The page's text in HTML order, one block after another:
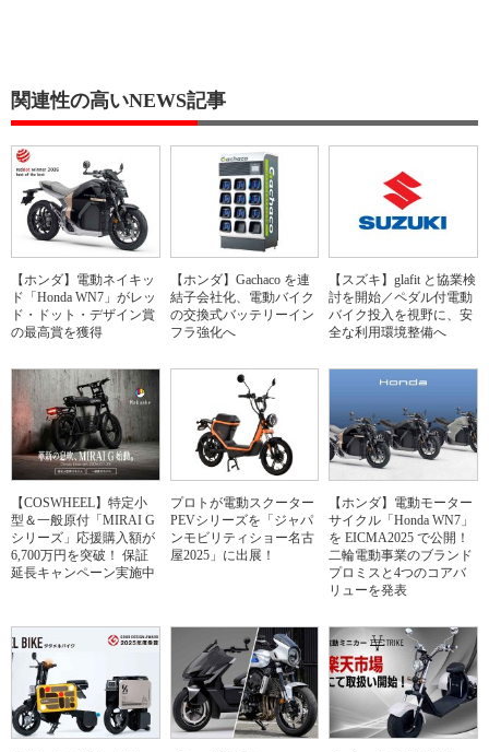
関連性の高いNEWS記事
【ホンダ】電動ネイキッ
ド「Honda WN7」がレッ
ド・ドット・デザイン賞
の最高賞を獲得
【ホンダ】Gachaco を連
結子会社化、電動バイク
の交換式バッテリーイン
フラ強化へ
【スズキ】glafit と協業検
討を開始／ペダル付電動
バイク投入を視野に、安
全な利用環境整備へ
【COSWHEEL】特定小
型＆一般原付「MIRAI G
シリーズ」応援購入額が
6,700万円を突破！ 保証
延長キャンペーン実施中
プロトが電動スクーター
PEVシリーズを「ジャパ
ンモビリティショー名古
屋2025」に出展！
【ホンダ】電動モーター
サイクル「Honda WN7」
を EICMA2025 で公開！
二輪電動事業のブランド
プロミスと4つのコアバ
リューを発表